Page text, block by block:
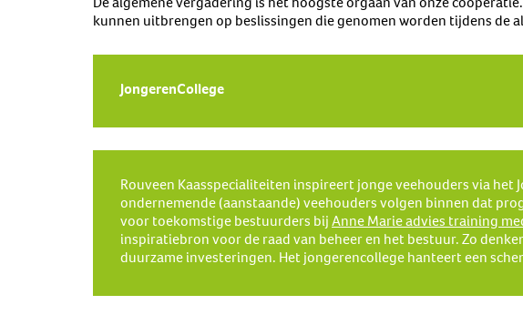
De algemene vergadering is het hoogste orgaan van onze
kunnen uitbrengen op beslissingen die genomen worden tijdens de
JongerenCollege
Rouveen Kaasspecialiteiten inspireert jonge veehouders via het
ondernemende (aanstaande) veehouders volgen binnen dat
voor toekomstige bestuurders bij Anne Marie advies training
inspiratiebron voor de raad van beheer en het bestuur. Zo
duurzame investeringen. Het jongerencollege hanteert een